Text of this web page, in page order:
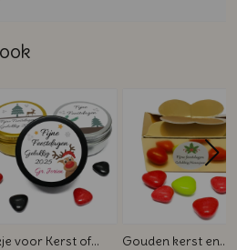
voor Kerst of
Gouden kerst en